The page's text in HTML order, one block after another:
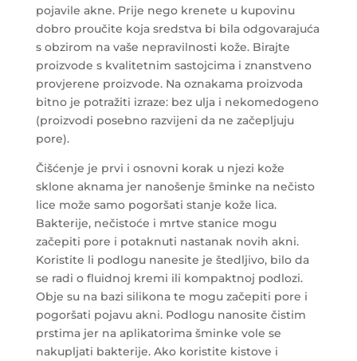
pojavile akne. Prije nego krenete u kupovinu
dobro proučite koja sredstva bi bila odgovarajuća
s obzirom na vaše nepravilnosti kože. Birajte
proizvode s kvalitetnim sastojcima i znanstveno
provjerene proizvode. Na oznakama proizvoda
bitno je potražiti izraze: bez ulja i nekomedogeno
(proizvodi posebno razvijeni da ne začepljuju
pore).
Čišćenje je prvi i osnovni korak u njezi kože
sklone aknama jer nanošenje šminke na nečisto
lice može samo pogoršati stanje kože lica.
Bakterije, nečistoće i mrtve stanice mogu
začepiti pore i potaknuti nastanak novih akni.
Koristite li podlogu nanesite je štedljivo, bilo da
se radi o fluidnoj kremi ili kompaktnoj podlozi.
Obje su na bazi silikona te mogu začepiti pore i
pogoršati pojavu akni. Podlogu nanosite čistim
prstima jer na aplikatorima šminke vole se
nakupljati bakterije. Ako koristite kistove i